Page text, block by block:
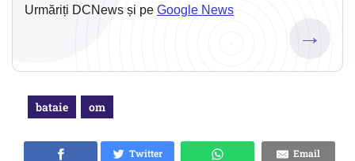
Urmăriți DCNews și pe Google News
→
bataie om
Twitter
Email